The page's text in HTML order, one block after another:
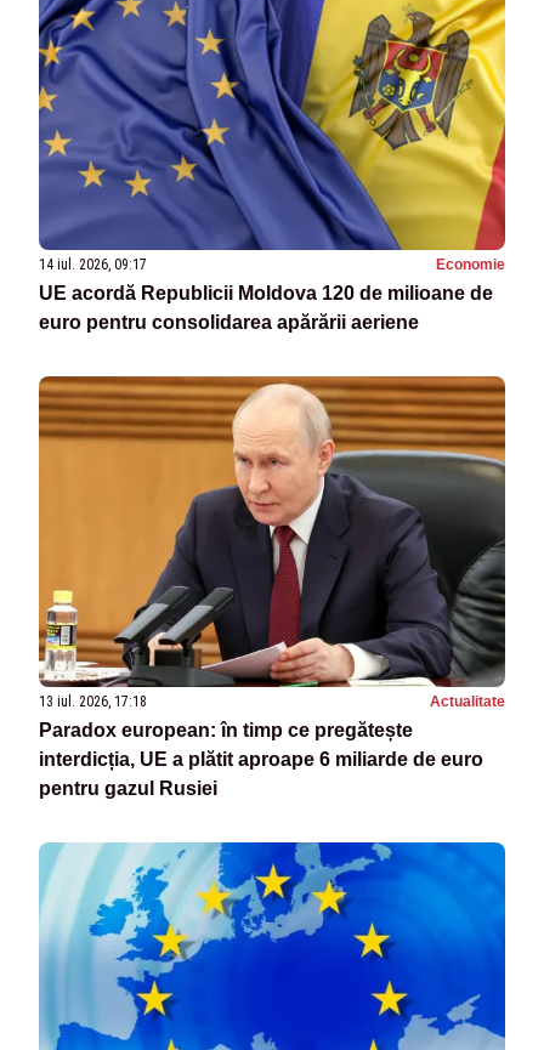
14 iul. 2026, 09:17 Economie
UE acordă Republicii Moldova 120 de milioane de
euro pentru consolidarea apărării aeriene
13 iul. 2026, 17:18 Actualitate
Paradox european: în timp ce pregătește
interdicția, UE a plătit aproape 6 miliarde de euro
pentru gazul Rusiei